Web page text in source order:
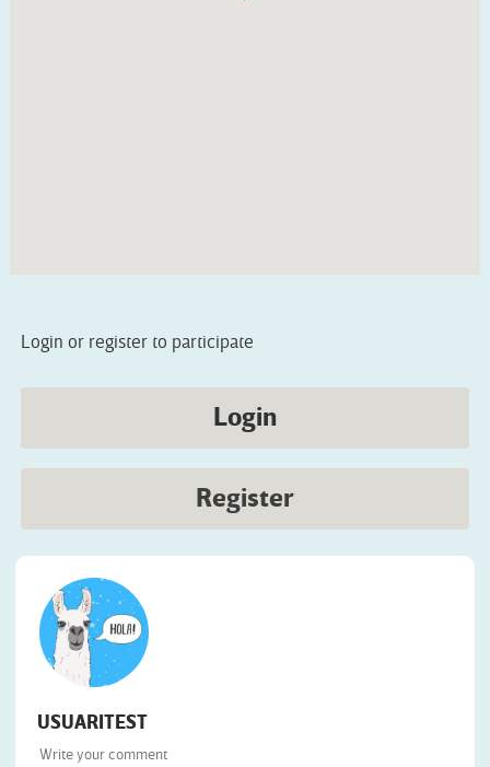
Login or register to participate
Login
Register
USUARITEST